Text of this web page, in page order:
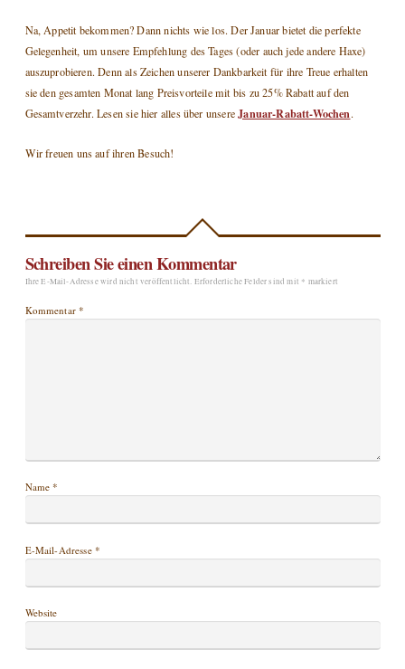
Na, Appetit bekommen? Dann nichts wie los. Der Januar bietet die perfekte
Gelegenheit, um unsere Empfehlung des Tages (oder auch jede andere Haxe)
auszuprobieren. Denn als Zeichen unserer Dankbarkeit für ihre Treue erhalten
sie den gesamten Monat lang Preisvorteile mit bis zu 25% Rabatt auf den
Gesamtverzehr. Lesen sie hier alles über unsereJanuar-Rabatt-Wochen.
Wir freuen uns auf ihren Besuch!
Schreiben Sie einen Kommentar
Ihre E-Mail-Adresse wird nicht veröffentlicht. Erforderliche Felder sind mit * markiert
Kommentar*
Name*
E-Mail-Adresse*
Website